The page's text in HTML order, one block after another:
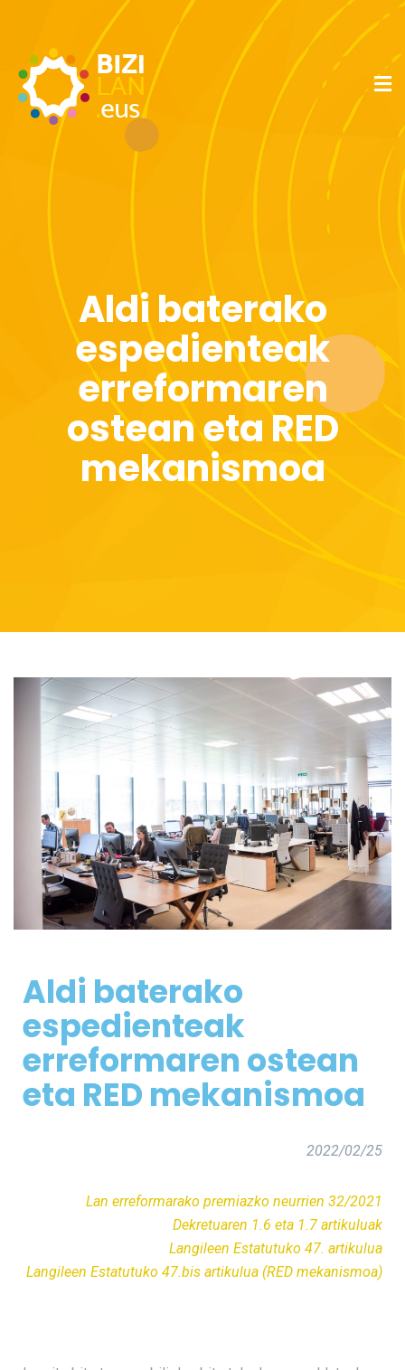
Aldi baterako
espedienteak
erreformaren
ostean eta RED
mekanismoa
Aldi baterako
espedienteak
erreformaren ostean
eta RED mekanismoa
2022/02/25
Lan erreformarako premiazko neurrien 32/2021
Dekretuaren 1.6 eta 1.7 artikuluak
Langileen Estatutuko 47. artikulua
Langileen Estatutuko 47.bis artikulua (RED mekanismoa)